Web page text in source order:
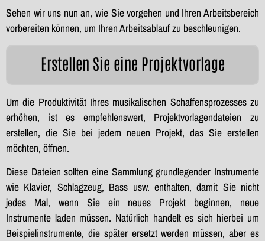
Sehen wir uns nun an, wie Sie vorgehen und Ihren Arbeitsbereich
vorbereiten können, um Ihren Arbeitsablauf zu beschleunigen.
Erstellen Sie eine Projektvorlage
Um die Produktivität Ihres musikalischen Schaffensprozesses zu
erhöhen, ist es empfehlenswert, Projektvorlagendateien zu
erstellen, die Sie bei jedem neuen Projekt, das Sie erstellen
möchten, öffnen.
Diese Dateien sollten eine Sammlung grundlegender Instrumente
wie Klavier, Schlagzeug, Bass usw. enthalten, damit Sie nicht
jedes Mal, wenn Sie ein neues Projekt beginnen, neue
Instrumente laden müssen. Natürlich handelt es sich hierbei um
Beispielinstrumente, die später ersetzt werden müssen, aber es